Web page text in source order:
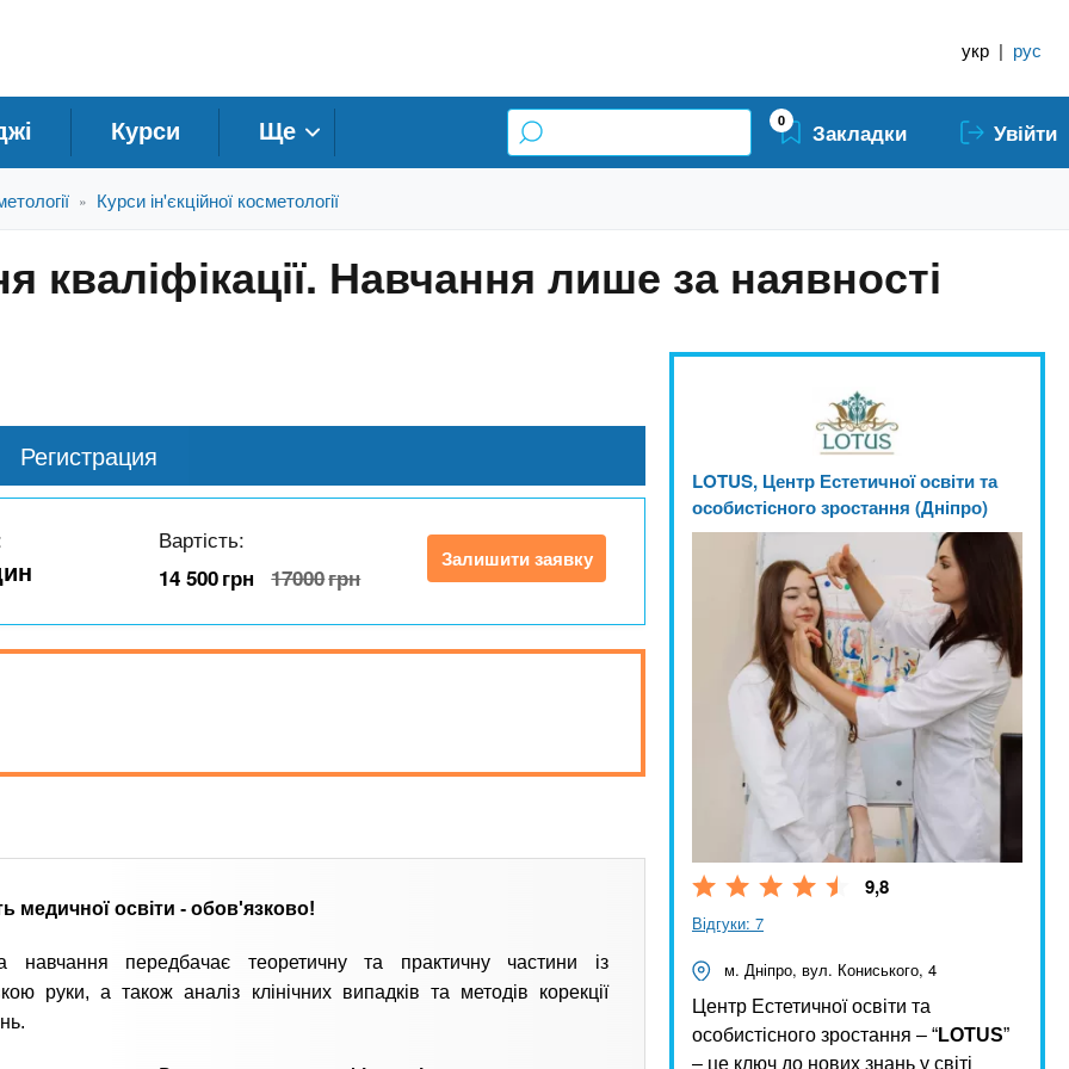
укр | рус
Курси Ще 0 Закладки Увійти
» Курси ін'єкційної косметології
кваліфікації. Навчання лише за наявності
Регистрация
Вартість:
14 500грн 17000грн
Залишити заявку
медичної освіти - обов'язково!
навчання передбачає теоретичну та практичну частини із
руки, а також аналіз клінічних випадків та методів корекції
LOTUS, Центр Естетичної освіти та
особистісного зростання (Дніпро)
9,8
Відгуки: 7
м. Дніпро, вул. Кониського, 4
Центр Естетичної освіти та
особистісного зростання – “LOTUS”
– це ключ до нових знань у світі